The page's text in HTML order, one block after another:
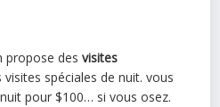
propose desvisites
visites spéciales de nuit. vous
pour $100… si vous osez.